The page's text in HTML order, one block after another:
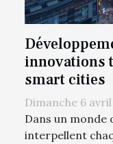
innovations
smart cities
Dimanche 6 avril
Dans un monde
interpellent